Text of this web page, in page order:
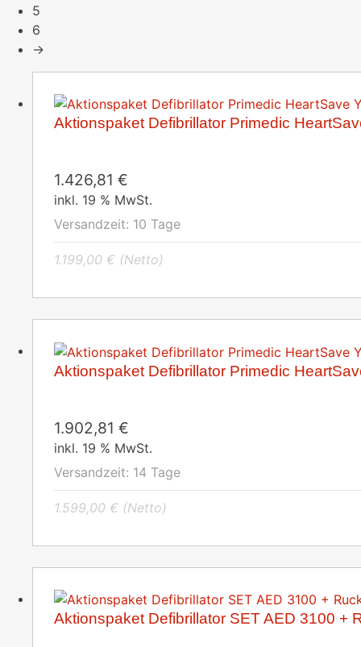
5
6
→
Aktionspaket Defibrillator Primedic
1.426,81 €
inkl. 19 % MwSt.
Versandzeit: 10 Tage
1.199,00 € (Netto)
Aktionspaket Defibrillator Primedic
1.902,81 €
inkl. 19 % MwSt.
Versandzeit: 14 Tage
1.599,00 € (Netto)
Aktionspaket Defibrillator SET AED 3100 +